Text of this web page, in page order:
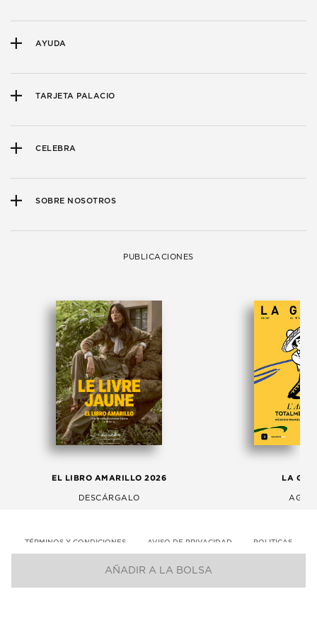
AÑADIR A LA BOLSA
AYUDA
TARJETA PALACIO
CELEBRA
SOBRE NOSOTROS
PUBLICACIONES
EL LIBRO AMARILLO 2026
DESCÁRGALO
LA
TÉRMINOS Y CONDICIONES AVISO DE PRIVACIDAD POLITICAS